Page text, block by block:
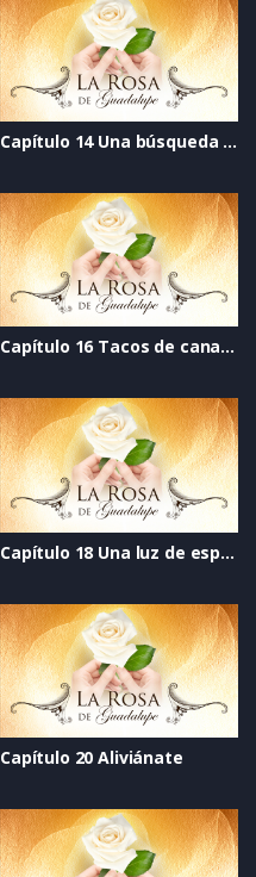
Capítulo 14 Una búsqueda de amor
Capítulo 16 Tacos de canasta
Capítulo 18 Una luz de esperanza
Capítulo 20 Aliviánate